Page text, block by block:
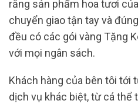
rằng sản phẩm hoa tươi
chuyển giao tận tay và
đều có các gói vàng Tặng
với mọi ngân sách.
Khách hàng của bên tôi tới
dịch vụ khác biệt, từ cá thể